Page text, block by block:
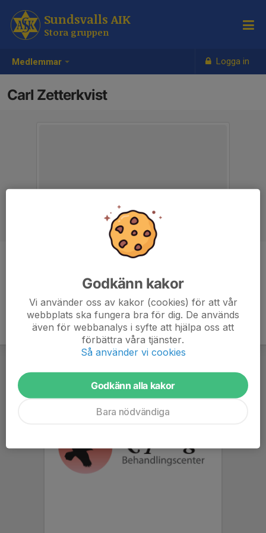
Medlemmar Logga in
Sundsvalls AIK
Stora gruppen
Carl Zetterkvist
Godkänn kakor
Vi använder oss av kakor (cookies) för att vår
webbplats ska fungera bra för dig. De används
även för webbanalys i syfte att hjälpa oss att
förbättra våra tjänster.
Så använder vi cookies
Godkänn alla kakor
Bara nödvändiga